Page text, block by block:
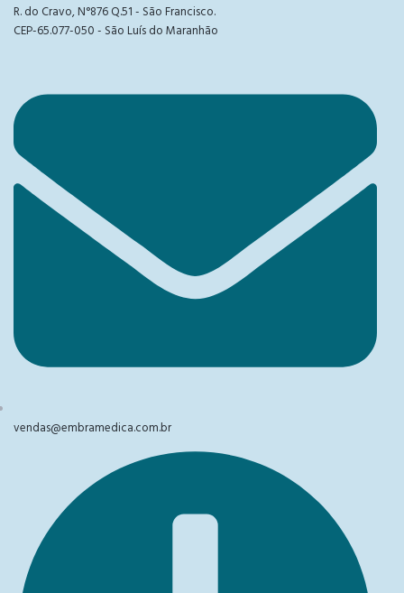
R. do Cravo, N°876 Q.51 - São Francisco.
CEP-65.077-050 - São Luís do Maranhão
vendas@embramedica.com.br